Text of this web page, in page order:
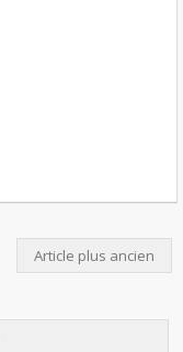
Article plus ancien